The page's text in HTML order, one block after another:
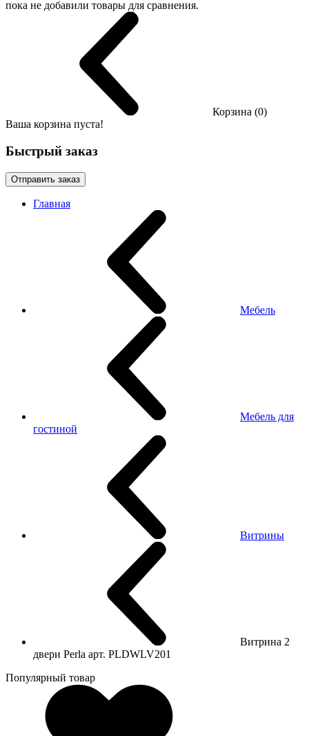
пока не добавили товары для сравнения.
Корзина (0)
Ваша корзина пуста!
Быстрый заказ
Отправить заказ
Главная
Мебель
Мебель для
гостиной
Витрины
Витрина 2
двери Perla арт. PLDWLV201
Популярный товар